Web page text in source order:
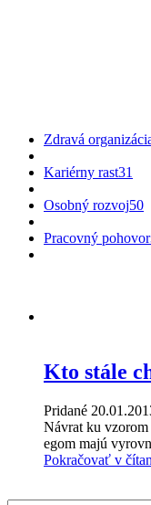
Zdravá
Kariérny rast31
Osobný rozvoj50
Pracovný pohovor
Kto stále
Pridané
Návrat ku
egom majú
Pokračovať v